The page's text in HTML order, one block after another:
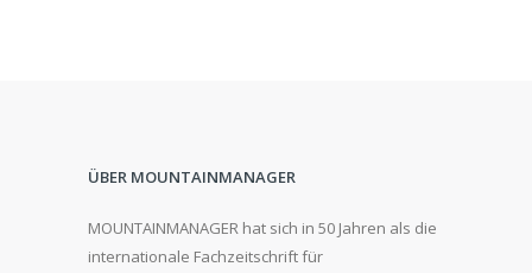
ÜBER MOUNTAINMANAGER
MOUNTAINMANAGER hat sich in 50 Jahren als die
internationale Fachzeitschrift für